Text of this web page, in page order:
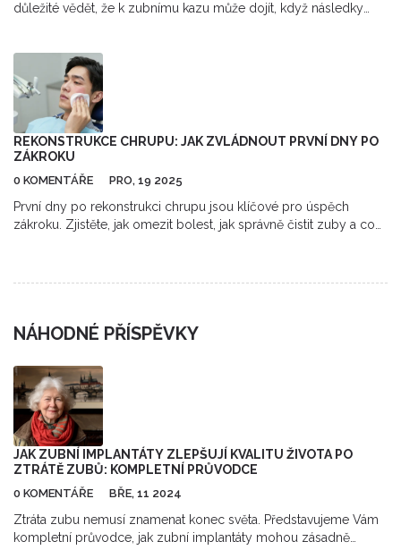
důležité vědět, že k zubnímu kazu může dojít, když následky
Budeme se bavit jak o prvních známkách kazů, tak o tom, jaké
kroky podniknout, abychom předešli zubnímu kazu.
REKONSTRUKCE CHRUPU: JAK ZVLÁDNOUT PRVNÍ DNY PO
ZÁKROKU
0 KOMENTÁŘE PRO, 19 2025
První dny po rekonstrukci chrupu jsou klíčové pro úspěch
zákroku. Zjistěte, jak omezit bolest, jak správně čistit zuby a co
NÁHODNÉ PŘÍSPĚVKY
JAK ZUBNÍ IMPLANTÁTY ZLEPŠUJÍ KVALITU ŽIVOTA PO
ZTRÁTĚ ZUBŮ: KOMPLETNÍ PRŮVODCE
0 KOMENTÁŘE BŘE, 11 2024
Ztráta zubu nemusí znamenat konec světa. Představujeme Vám
kompletní průvodce, jak zubní implantáty mohou zásadně